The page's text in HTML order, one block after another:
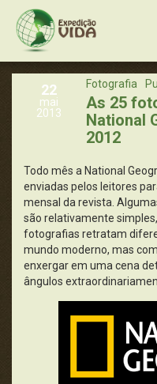
22
mai
2013
Fotografia
As 25
National
2012
Todo mês a National
enviadas pelos leitores
mensal da revista.
são relativamente
fotografias retratam
mundo moderno, mas
enxergar em uma cena
ângulos